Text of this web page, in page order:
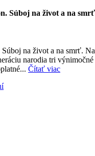
Súboj na život a na
na život a na smrť.
narodia tri
Čítať viac